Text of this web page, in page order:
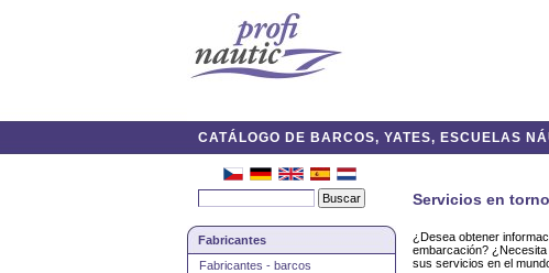
CATÁLOGO DE BARCOS, YATES, ESCUELAS
Fabricantes
Fabricantes - barcos
Servicios en
¿Desea obtener
embarcación?
sus servicios en el